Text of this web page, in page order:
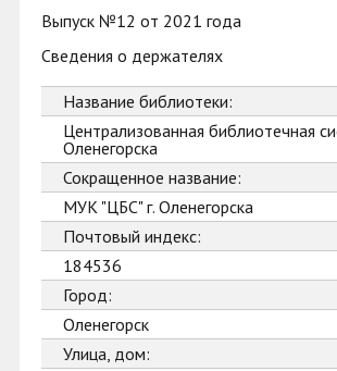
Выпуск №12 от 2021 года
Сведения о держателях
Название библиотеки:
Централизованная библиотечная
Оленегорска
Сокращенное название:
МУК "ЦБС" г. Оленегорска
Почтовый индекс:
184536
Город:
Оленегорск
Улица, дом: